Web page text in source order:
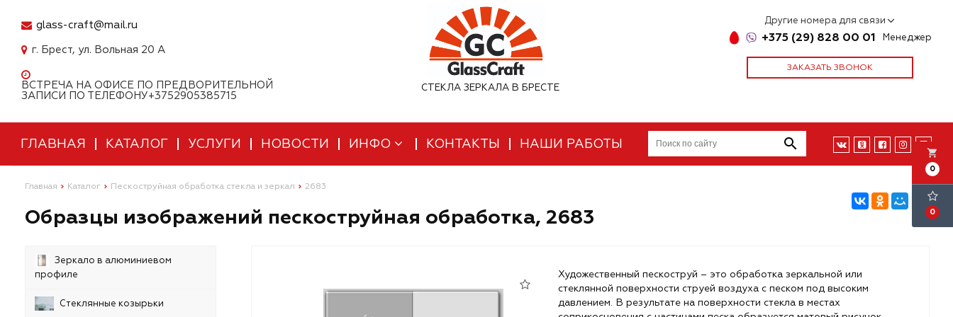
glass-craft@mail.ru
г. Брест, ул. Вольная 20 А
ВСТРЕЧА НА ОФИСЕ ПО ПРЕДВОРИТЕЛЬНОЙ
ЗАПИСИ ПО ТЕЛЕФОНУ+3752905385715
СТЕКЛА ЗЕРКАЛА В БРЕСТЕ
Другие номера для связи
+375 (29) 828 00 01 Менеджер
ЗАКАЗАТЬ ЗВОНОК
ГЛАВНАЯ КАТАЛОГ УСЛУГИ НОВОСТИ ИНФО КОНТАКТЫ НАШИ РАБОТЫ
Главная Каталог Пескоструйная обработка стекла и зеркал 2683
Образцы изображений пескоструйная обработка, 2683
local_grocery_store
0
0
Зеркало в алюминиевом
профиле
Стеклянные козырьки
Художественный пескоструй – это обработка зеркальной или
стеклянной поверхности струей воздуха с песком под высоким
давлением. В результате на поверхности стекла в местах